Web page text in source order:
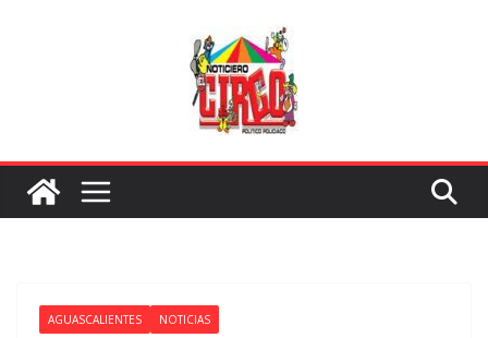
AGUASCALIENTES NOTICIAS